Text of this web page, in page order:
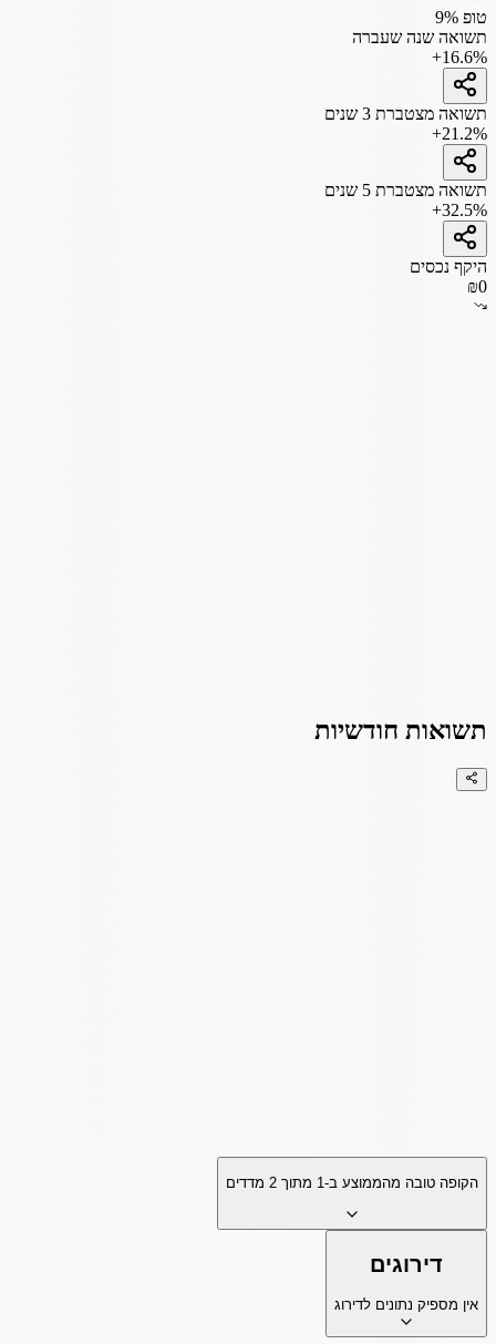
טופ 9%
תשואה שנה שעברה
+16.6%
תשואה מצטברת 3 שנים
+21.2%
תשואה מצטברת 5 שנים
+32.5%
היקף נכסים
₪0
תשואות חודשיות
הקופה טובה מהממוצע ב-1 מתוך 2 מדדים
דירוגים
אין מספיק נתונים לדירוג